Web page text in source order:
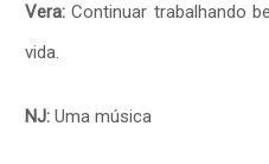
Vera:Continuar trabalhando
vida.
NJ: Uma música